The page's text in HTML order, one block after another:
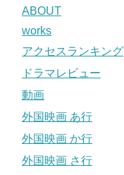
ABOUT
works
アクセスランキング
ドラマレビュー
動画
外国映画 あ行
外国映画 か行
外国映画 さ行